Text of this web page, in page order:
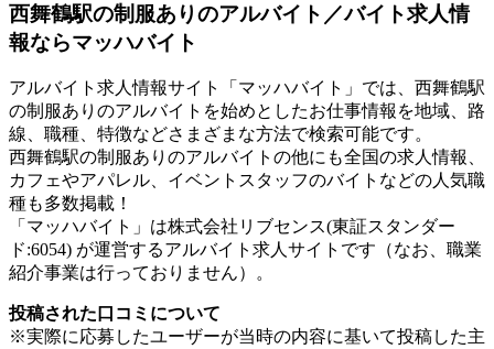
西舞鶴駅の制服ありのアルバイト／バイト求人情
報ならマッハバイト
アルバイト求人情報サイト「マッハバイト」では、西舞鶴駅
の制服ありのアルバイトを始めとしたお仕事情報を地域、路
線、職種、特徴などさまざまな方法で検索可能です。
西舞鶴駅の制服ありのアルバイトの他にも全国の求人情報、
カフェやアパレル、イベントスタッフのバイトなどの人気職
種も多数掲載！
「マッハバイト」は株式会社リブセンス(東証スタンダー
ド:6054) が運営するアルバイト求人サイトです（なお、職業
紹介事業は行っておりません）。
投稿された口コミについて
※実際に応募したユーザーが当時の内容に基いて投稿した主